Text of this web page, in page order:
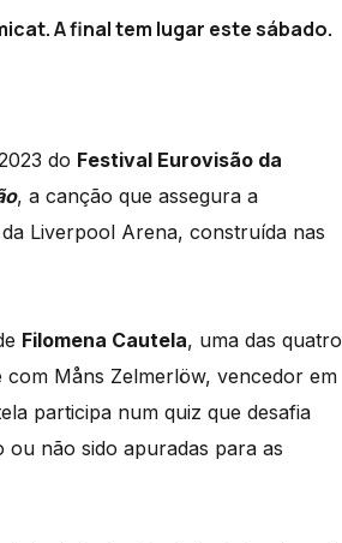
A final tem lugar este sábado.
do Festival Eurovisão da
, a canção que assegura a
Liverpool Arena, construída nas
Filomena Cautela, uma das quatro
com Måns Zelmerlöw, vencedor em
participa num quiz que desafia
ou não sido apuradas para as